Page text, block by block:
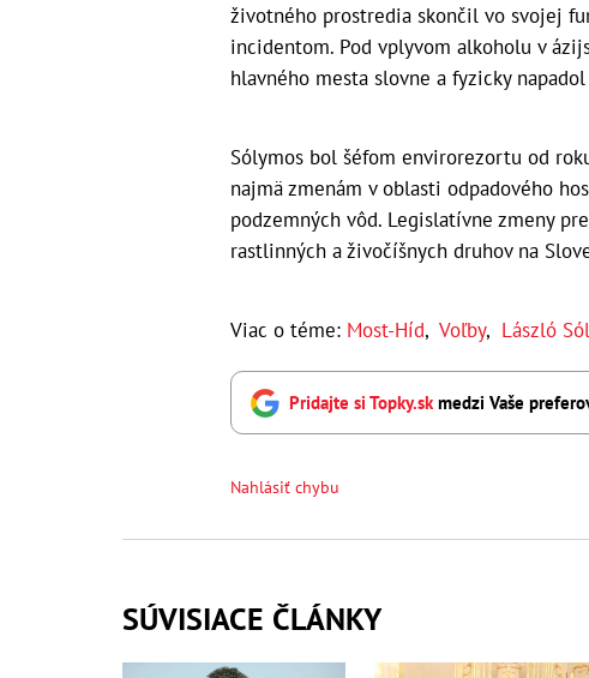
životného prostredia skončil vo svojej
incidentom. Pod vplyvom alkoholu v
hlavného mesta slovne a fyzicky
Sólymos bol šéfom envirorezortu od
najmä zmenám v oblasti odpadového
podzemných vôd. Legislatívne zmeny
rastlinných a živočíšnych druhov na
Viac o téme: Most-Híd, Voľby, László
Pridajte si Topky.sk medzi Vaše
Nahlásiť chybu
SÚVISIACE ČLÁNKY